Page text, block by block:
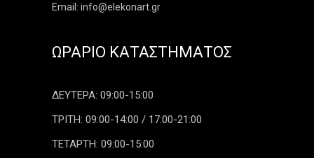
Email: info@elekonart.gr
ΩΡΆΡΙΟ ΚΑΤΑΣΤΉΜΑΤΟΣ
ΔΕΥΤΕΡΑ: 09:00-15:00
ΤΡΙΤΗ: 09:00-14:00 / 17:00-21:00
ΤΕΤΑΡΤΗ: 09:00-15:00